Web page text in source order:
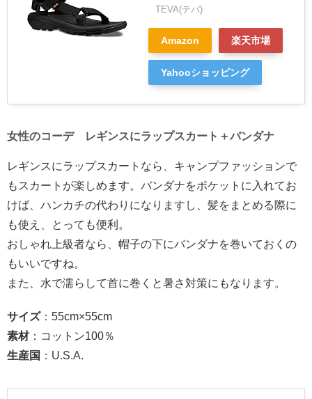
TEVA(テバ)
Amazon 楽天市場
Yahooショッピング
女性のコーデ レギンスにラップスカート＋バンダナ
レギンスにラップスカートなら、キャンプファッションで
もスカートが楽しめます。バンダナをポケットに入れてお
けば、ハンカチの代わりになりますし、髪をまとめる際に
も使え、とっても便利。
おしゃれ上級者なら、帽子の下にバンダナを巻いておくの
もいいですね。
また、水で濡らして首に巻くと暑さ対策にもなります。
サイズ：55cm×55cm
素材：コットン100％
生産国 ：U.S.A.